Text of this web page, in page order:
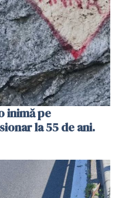
inimă pe
la 55 de ani.